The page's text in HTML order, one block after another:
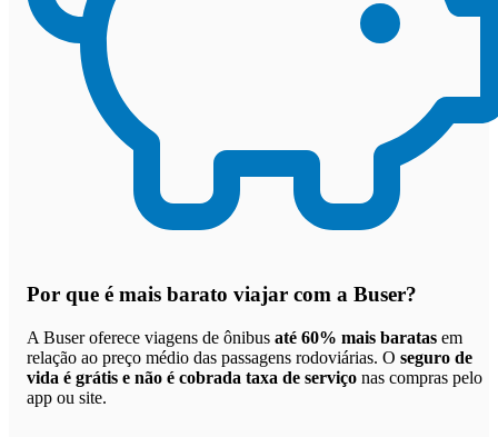
Por que é mais barato viajar com a Buser?
A Buser oferece viagens de ônibus até 60% mais baratas em
relação ao preço médio das passagens rodoviárias. O seguro de
vida é grátis e não é cobrada taxa de serviço nas compras pelo
app ou site.